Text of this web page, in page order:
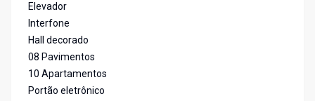
Elevador
Interfone
Hall decorado
08 Pavimentos
10 Apartamentos
Portão eletrônico